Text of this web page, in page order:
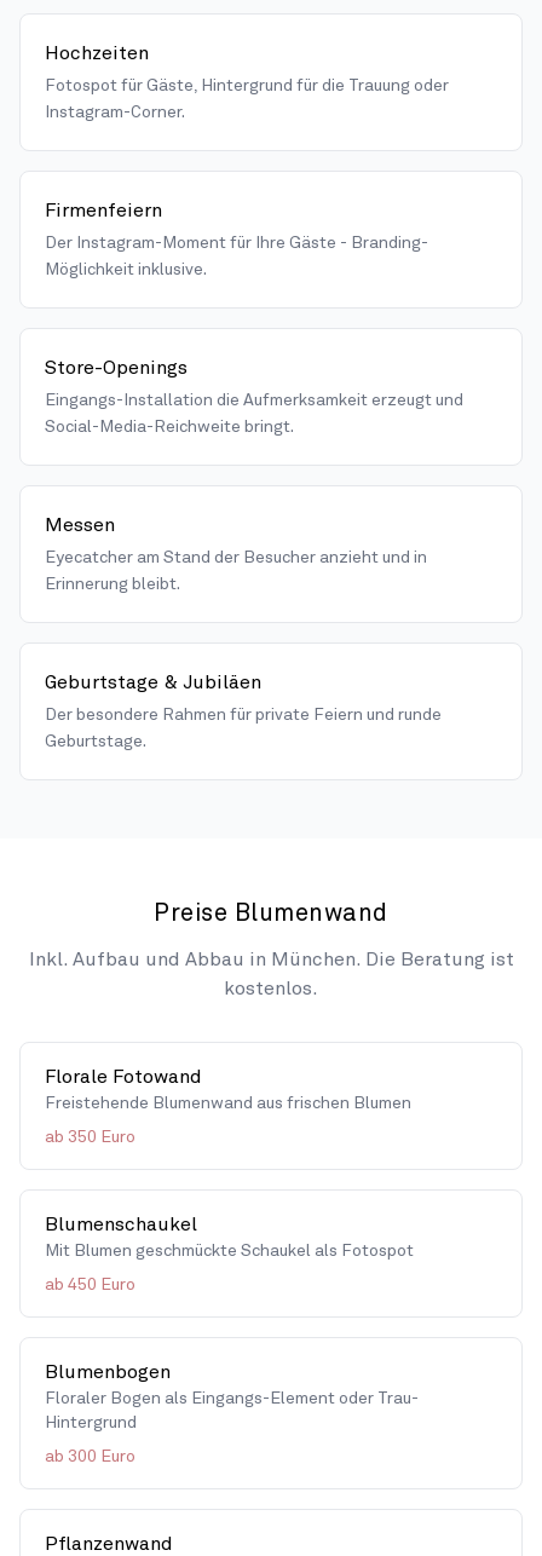
Hochzeiten
Fotospot für Gäste, Hintergrund für die Trauung oder
Instagram-Corner.
Firmenfeiern
Der Instagram-Moment für Ihre Gäste - Branding-
Möglichkeit inklusive.
Store-Openings
Eingangs-Installation die Aufmerksamkeit erzeugt und
Social-Media-Reichweite bringt.
Messen
Eyecatcher am Stand der Besucher anzieht und in
Erinnerung bleibt.
Geburtstage & Jubiläen
Der besondere Rahmen für private Feiern und runde
Geburtstage.
Preise Blumenwand
Inkl. Aufbau und Abbau in München. Die Beratung ist
kostenlos.
Florale Fotowand
Freistehende Blumenwand aus frischen Blumen
ab 350 Euro
Blumenschaukel
Mit Blumen geschmückte Schaukel als Fotospot
ab 450 Euro
Blumenbogen
Floraler Bogen als Eingangs-Element oder Trau-
Hintergrund
ab 300 Euro
Pflanzenwand